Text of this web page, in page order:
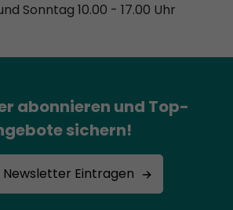
Sonntag 10.00 - 17.00 Uhr
abonnieren und Top-
sichern!
Newsletter Eintragen